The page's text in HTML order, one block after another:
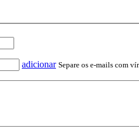
adicionar Separe os e-mails com